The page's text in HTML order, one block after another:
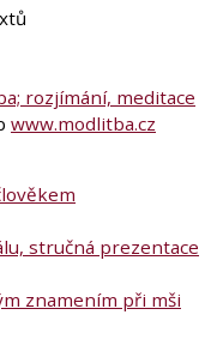
rozjímání, meditace
www.modlitba.cz
stručná prezentace
znamením při mši